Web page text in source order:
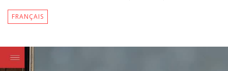
FRANÇAIS